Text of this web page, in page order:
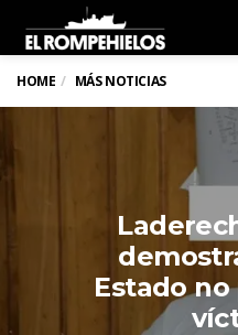
HOME MÁS NOTICIAS
Estado